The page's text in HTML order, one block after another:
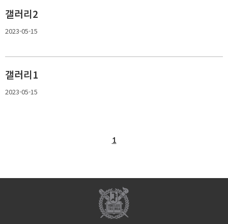
갤러리2
2023-05-15
갤러리1
2023-05-15
1